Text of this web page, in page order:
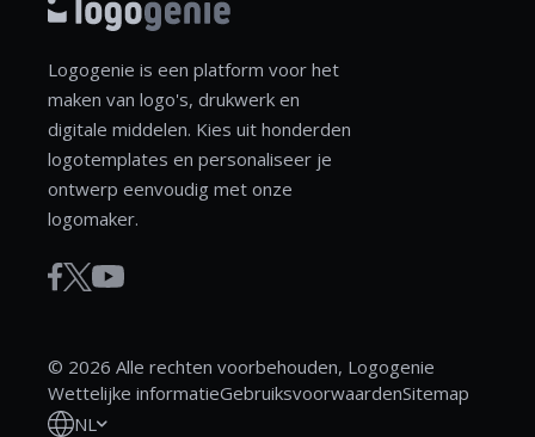
Logogenie is een platform voor het
maken van logo's, drukwerk en
digitale middelen. Kies uit honderden
logotemplates en personaliseer je
ontwerp eenvoudig met onze
logomaker.
© 2026 Alle rechten voorbehouden, Logogenie
Wettelijke informatieGebruiksvoorwaardenSitemap
NL